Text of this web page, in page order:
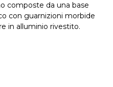
composte da una base
con guarnizioni morbide
in alluminio rivestito.